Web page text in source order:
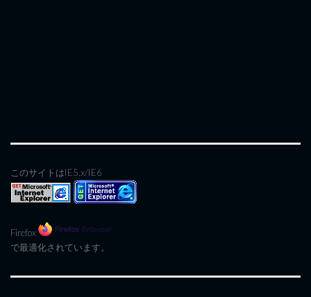
このサイトはIE5.x/IE6
Firefox
で最適化されています。